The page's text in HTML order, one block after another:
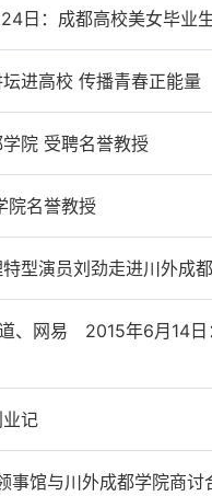
日：成都高校美女毕业
进高校 传播青春正能量
院 受聘名誉教授
院名誉教授
型演员刘劲走进川外成
、网易 2015年6月14
记
事馆与川外成都学院商讨